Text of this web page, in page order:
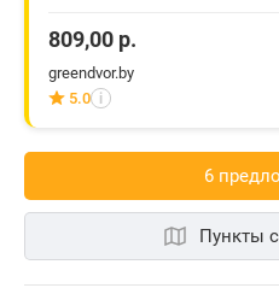
809,00 р.
greendvor.by
5.0 i
6
Пункты